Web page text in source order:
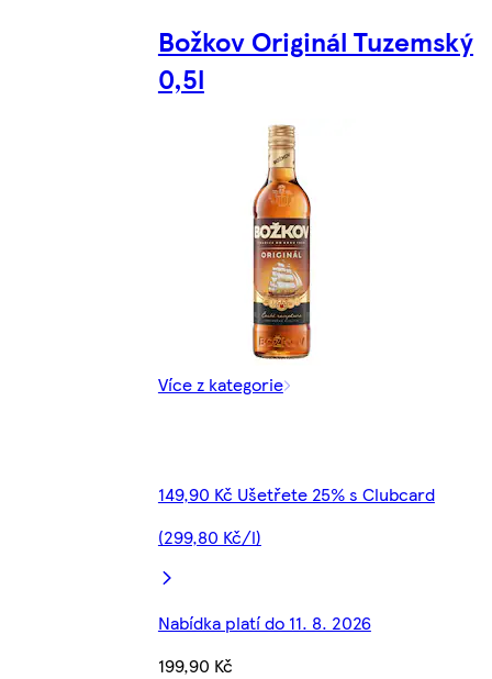
Božkov Originál Tuzemský
0,5l
Více z kategorie
149,90 Kč Ušetřete 25% s Clubcard
(299,80 Kč/l)
Nabídka platí do 11. 8. 2026
199,90 Kč